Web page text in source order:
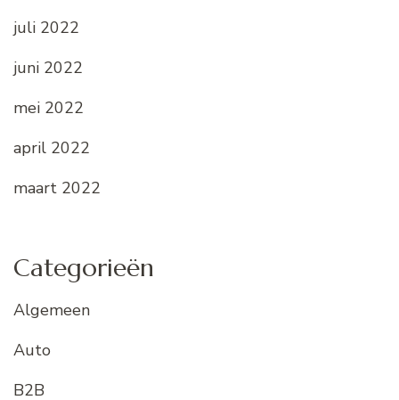
juli 2022
juni 2022
mei 2022
april 2022
maart 2022
Categorieën
Algemeen
Auto
B2B